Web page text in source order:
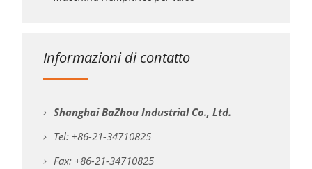
Informazioni di contatto
Shanghai BaZhou Industrial Co., Ltd.
Tel: +86-21-34710825
Fax: +86-21-34710825